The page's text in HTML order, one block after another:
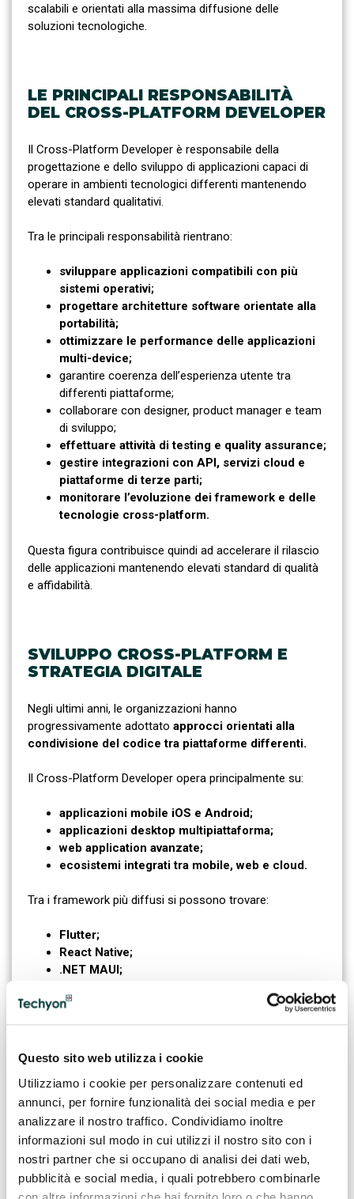
Questo sito web utilizza i cookie
Utilizziamo i cookie per personalizzare contenuti ed
annunci, per fornire funzionalità dei social media e per
analizzare il nostro traffico. Condividiamo inoltre
informazioni sul modo in cui utilizzi il nostro sito con i
nostri partner che si occupano di analisi dei dati web,
pubblicità e social media, i quali potrebbero combinarle
scalabili e orientati alla massima diffusione delle
soluzioni tecnologiche.
LE PRINCIPALI RESPONSABILITÀ
DEL CROSS-PLATFORM DEVELOPER
Il Cross-Platform Developer è responsabile della
progettazione e dello sviluppo di applicazioni capaci di
operare in ambienti tecnologici differenti mantenendo
elevati standard qualitativi.
Tra le principali responsabilità rientrano:
sviluppare applicazioni compatibili con più
sistemi operativi;
progettare architetture software orientate alla
portabilità;
ottimizzare le performance delle applicazioni
multi-device;
garantire coerenza dell’esperienza utente tra
differenti piattaforme;
collaborare con designer, product manager e team
di sviluppo;
effettuare attività di testing e quality assurance;
gestire integrazioni con API, servizi cloud e
piattaforme di terze parti;
monitorare l’evoluzione dei framework e delle
tecnologie cross-platform.
Questa figura contribuisce quindi ad accelerare il rilascio
delle applicazioni mantenendo elevati standard di qualità
e affidabilità.
SVILUPPO CROSS-PLATFORM E
STRATEGIA DIGITALE
Negli ultimi anni, le organizzazioni hanno
progressivamente adottato approcci orientati alla
condivisione del codice tra piattaforme differenti.
Il Cross-Platform Developer opera principalmente su:
applicazioni mobile iOS e Android;
applicazioni desktop multipiattaforma;
web application avanzate;
ecosistemi integrati tra mobile, web e cloud.
Tra i framework più diffusi si possono trovare:
Flutter;
React Native;
.NET MAUI;
L'obiettivo è garantire un'esperienza coerente
finale.
Uno dei fenomeni più interessanti degli ultimi anni è la
convergenza tra sviluppo cross-platform ecomposable
architecture, approccio checonsente di riutilizzare
componenti applicativi modulari su differenti canali
digitali, aumentando velocità di sviluppo e
manutenibilità.